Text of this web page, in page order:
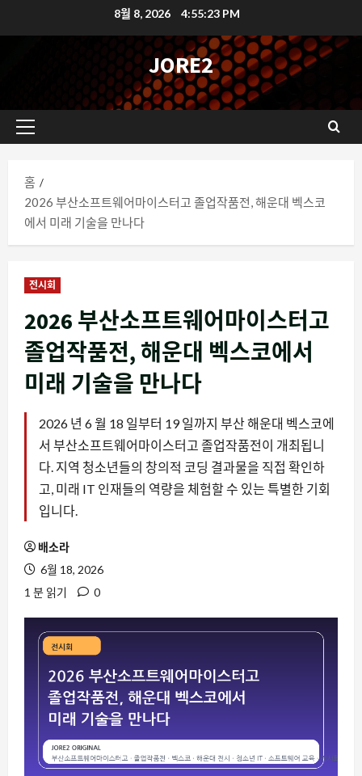
텐
가
8월 8, 2026 4:55:24 PM
JORE2
기
메
뉴
홈
2026 부산소프트웨어마이스터고 졸업작품전, 해운대 벡스코
에서 미래 기술을 만나다
전시회
2026 부산소프트웨어마이스터고
졸업작품전, 해운대 벡스코에서
미래 기술을 만나다
2026 년 6 월 18 일부터 19 일까지 부산 해운대 벡스코에
서 부산소프트웨어마이스터고 졸업작품전이 개최됩니
다. 지역 청소년들의 창의적 코딩 결과물을 직접 확인하
고, 미래 IT 인재들의 역량을 체험할 수 있는 특별한 기회
입니다.
배소라
6월 18, 2026
1 분 읽기
0